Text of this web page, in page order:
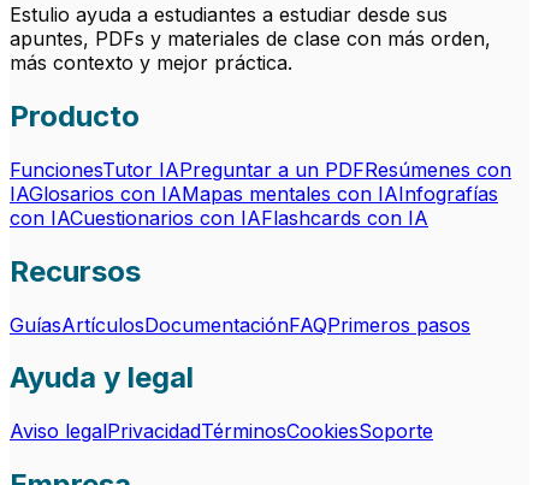
Estulio ayuda a estudiantes a estudiar desde sus
apuntes, PDFs y materiales de clase con más orden,
más contexto y mejor práctica.
Producto
FuncionesTutor IAPreguntar a un PDFResúmenes con
IAGlosarios con IAMapas mentales con IAInfografías
con IACuestionarios con IAFlashcards con IA
Recursos
GuíasArtículosDocumentaciónFAQPrimeros pasos
Ayuda y legal
Aviso legalPrivacidadTérminosCookiesSoporte